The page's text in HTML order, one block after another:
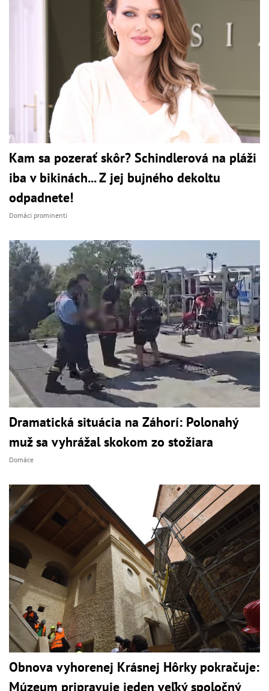
Kam sa pozerať skôr? Schindlerová na pláži
iba v bikinách... Z jej bujného dekoltu
odpadnete!
Domáci prominenti
Dramatická situácia na Záhorí: Polonahý
muž sa vyhrážal skokom zo stožiara
Domáce
Obnova vyhorenej Krásnej Hôrky pokračuje:
Múzeum pripravuje jeden veľký spoločný